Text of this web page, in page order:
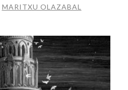
MARITXU OLAZABAL